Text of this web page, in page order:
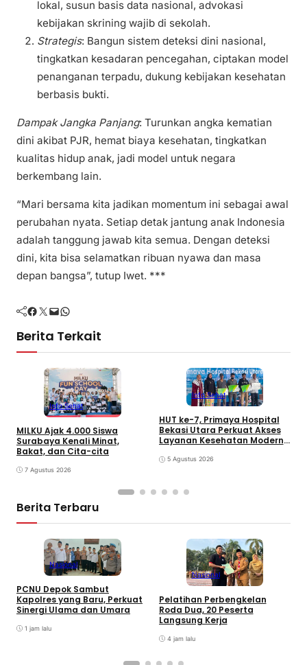
lokal, susun basis data nasional, advokasi
kebijakan skrining wajib di sekolah.
Strategis: Bangun sistem deteksi dini nasional,
tingkatkan kesadaran pencegahan, ciptakan model
penanganan terpadu, dukung kebijakan kesehatan
berbasis bukti.
Dampak Jangka Panjang: Turunkan angka kematian
dini akibat PJR, hemat biaya kesehatan, tingkatkan
kualitas hidup anak, jadi model untuk negara
berkembang lain.
“Mari bersama kita jadikan momentum ini sebagai awal
perubahan nyata. Setiap detak jantung anak Indonesia
adalah tanggung jawab kita semua. Dengan deteksi
dini, kita bisa selamatkan ribuan nyawa dan masa
depan bangsa”, tutup Iwet. ***
Facebook Twitter Mail WhatsApp
Berita Terkait
Info Sehat
MILKU Ajak 4.000 Siswa
Surabaya Kenali Minat,
Bakat, dan Cita-cita
7 Agustus 2026
Info Sehat
HUT ke-7, Primaya Hospital
Bekasi Utara Perkuat Akses
Layanan Kesehatan Modern
Pekerja Rentan
5 Agustus 2026
Berita Terbaru
Nasional
PCNU Depok Sambut
Kapolres yang Baru, Perkuat
Sinergi Ulama dan Umara
1 jam lalu
Nasional
Pelatihan Perbengkelan
Roda Dua, 20 Peserta
Langsung Kerja
4 jam lalu